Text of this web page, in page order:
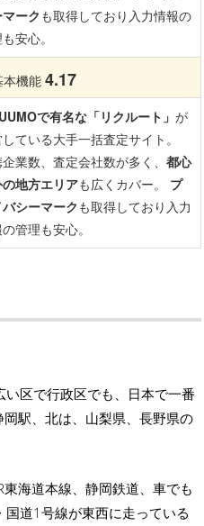
区で行政区でも、日本で一番
駅、北は、山梨県、長野県の
海道本線、静岡鉄道、車でも
道1号線が東西に走っている